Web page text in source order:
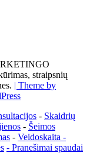
straipsnių
| Theme by
- Skaidrių
- Šeimos
- Veidoskaita -
- Pranešimai spaudai